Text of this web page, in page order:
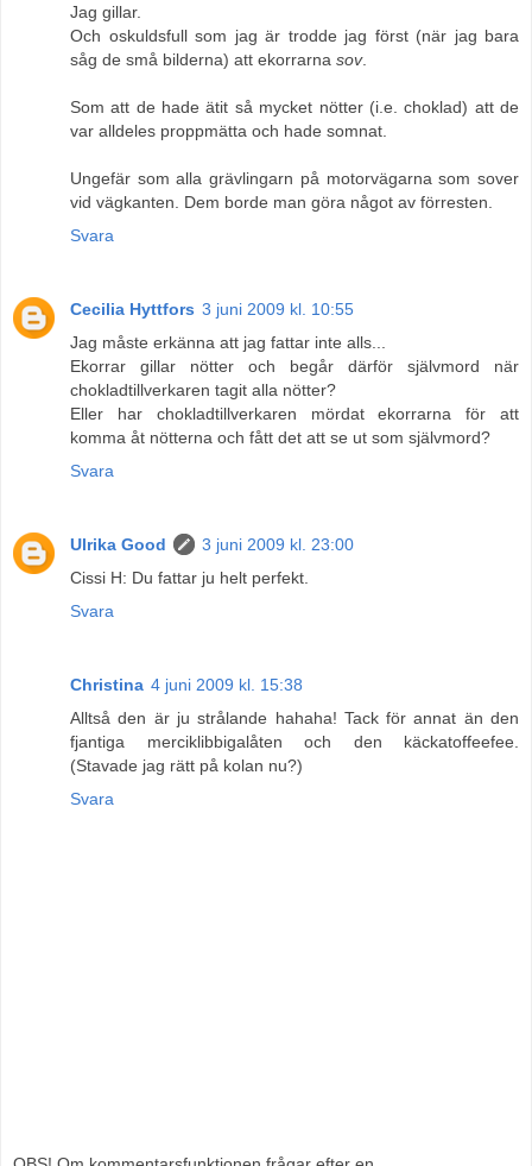
Jag gillar.
Och oskuldsfull som jag är trodde jag först (när jag bara
såg de små bilderna) att ekorrarna sov.
Som att de hade ätit så mycket nötter (i.e. choklad) att de
var alldeles proppmätta och hade somnat.
Ungefär som alla grävlingarn på motorvägarna som sover
vid vägkanten. Dem borde man göra något av förresten.
Svara
Cecilia Hyttfors 3 juni 2009 kl. 10:55
Jag måste erkänna att jag fattar inte alls...
Ekorrar gillar nötter och begår därför självmord när
chokladtillverkaren tagit alla nötter?
Eller har chokladtillverkaren mördat ekorrarna för att
komma åt nötterna och fått det att se ut som självmord?
Svara
Ulrika Good
3 juni 2009 kl. 23:00
Cissi H: Du fattar ju helt perfekt.
Svara
Christina 4 juni 2009 kl. 15:38
Alltså den är ju strålande hahaha! Tack för annat än den
fjantiga merciklibbigalåten och den käckatoffeefee.
(Stavade jag rätt på kolan nu?)
Svara